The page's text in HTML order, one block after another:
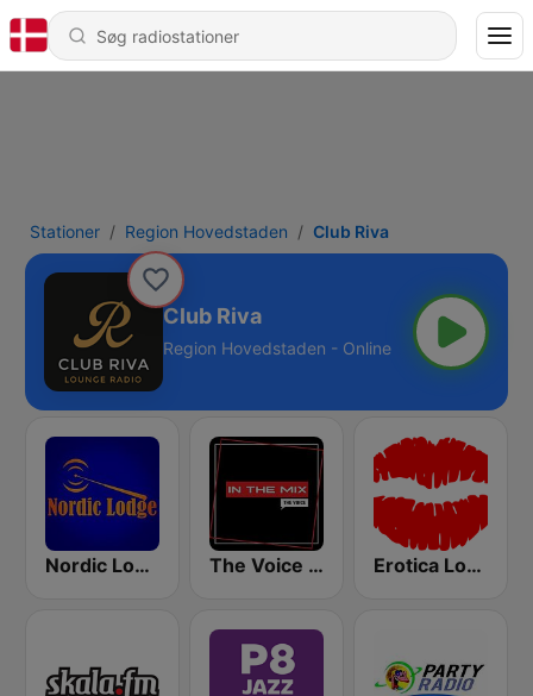
Stationer Region Hovedstaden Club Riva
Club Riva
Region Hovedstaden - Online
Nordic Lodge Copenhagen The Voice In The Mix Erotica Lounge